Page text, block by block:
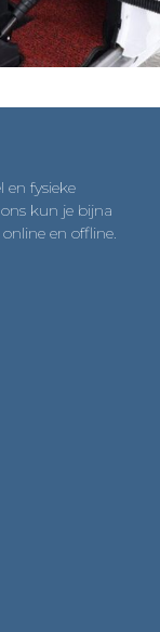
en fysieke
kun je bijna
en offline.